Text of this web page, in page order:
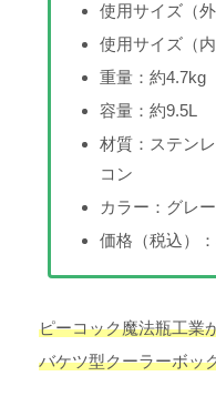
使用サイズ（
使用サイズ（
重量：約4.7kg
容量：約9.5L
材質：ステン
コン
カラー：グレー
価格（税込）
ピーコック魔法瓶工業
バケツ型クーラーボッ